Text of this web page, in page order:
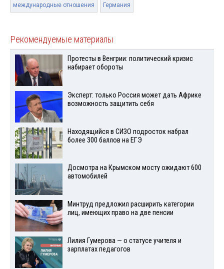
международные отношения Германия
Рекомендуемые материалы
Протесты в Венгрии: политический кризис
набирает обороты
Эксперт: только Россия может дать Африке
возможность защитить себя
Находящийся в СИЗО подросток набрал
более 300 баллов на ЕГЭ
Досмотра на Крымском мосту ожидают 600
автомобилей
Минтруд предложил расширить категории
лиц, имеющих право на две пенсии
Лилия Гумерова — о статусе учителя и
зарплатах педагогов